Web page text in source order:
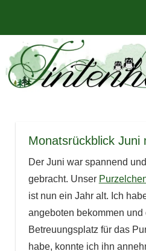
springen
Tintenhain
–
Der
Rezensionen
und
mehr
Monatsrückblick Juni
Der Juni war spannend
gebracht. Unser
ist nun ein Jahr alt. Ich
angeboten bekommen
Betreuungsplatz für das
habe, konnte ich ihn